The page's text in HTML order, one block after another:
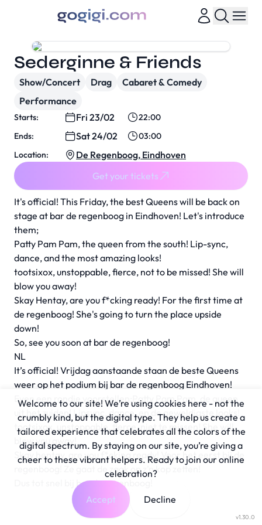
It's official! This Friday, the best Queens will be back on
stage at bar de regenboog in Eindhoven! Let's introduce
them;
Patty Pam Pam, the queen from the south! Lip-sync,
dance, and the most amazing looks!
tootsixox, unstoppable, fierce, not to be missed! She will
blow you away!
Skay Hentay, are you f*cking ready! For the first time at
de regenboog! She's going to turn the place upside
down!
So, see you soon at bar de regenboog!
NL
It’s official! Vrijdag aanstaande staan de beste Queens
weer op het podium bij bar de regenboog Eindhoven!
Even een rondje voorstellen;Patty Pam Pam, de queen
uit het zuiden! Lipsync, dance, en de geweldigste looks!
tootsixox, unstoppable, fierce, niet te missen! She will
blow you away!
Skay hentay, are you f*cking ready! Voor het eerst bij de
regenboog! Ze gaat de zaak op z’n kop zetten!
Dus tot snel bij bar de regenboog!
Sederginne & Friends
Show/Concert Drag
Cabaret & Comedy
Performance
Starts: Fri 23/02
22:00
Ends:
Sat 24/02
03:00
Location:
De Regenboog, Eindhoven
Get your tickets
v1.30.0
Welcome to our site! We’re using cookies here - not the
crumbly kind, but the digital type. They help us create a
tailored experience that celebrates all the colors of the
digital spectrum. By staying on our site, you’re giving a
cheer to these vibrant helpers. Ready to join our online
celebration?
Accept Decline